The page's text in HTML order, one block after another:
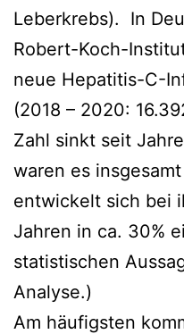
Leberkrebs). In
Robert-Koch-
neue Hepatitis-C-
(2018 – 2020:
Zahl sinkt seit
waren es
entwickelt sich bei
Jahren in ca. 30%
statistischen
Analyse.)
Am häufigsten